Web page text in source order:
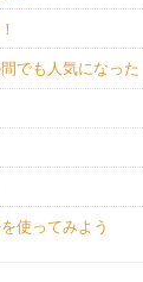
でも人気になった
使ってみよう